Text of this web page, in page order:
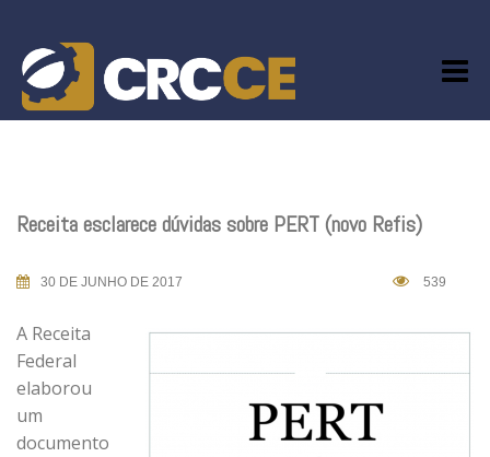
content
Receita esclarece dúvidas sobre PERT (novo Refis)
30 DE JUNHO DE 2017 539
A Receita
Federal
elaborou
um
documento